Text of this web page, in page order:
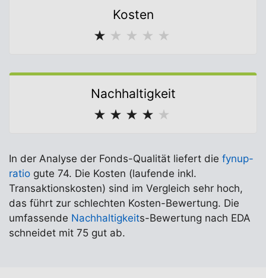
Kosten
★ ★ ★ ★ ★
Nachhaltigkeit
★ ★ ★ ★ ★
In der Analyse der Fonds-Qualität liefert die fynup-
ratio gute 74. Die Kosten (laufende inkl.
Transaktionskosten) sind im Vergleich sehr hoch,
das führt zur schlechten Kosten-Bewertung. Die
umfassende Nachhaltigkeits-Bewertung nach EDA
schneidet mit 75 gut ab.